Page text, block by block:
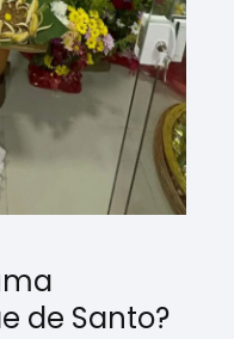
de Santo?